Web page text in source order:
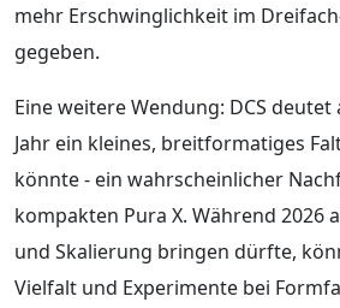
mehr Erschwinglichkeit im
gegeben.
Eine weitere Wendung: DCS deutet
Jahr ein kleines, breitformatiges
könnte - ein wahrscheinlicher
kompakten Pura X. Während 2026
und Skalierung bringen dürfte,
Vielfalt und Experimente bei